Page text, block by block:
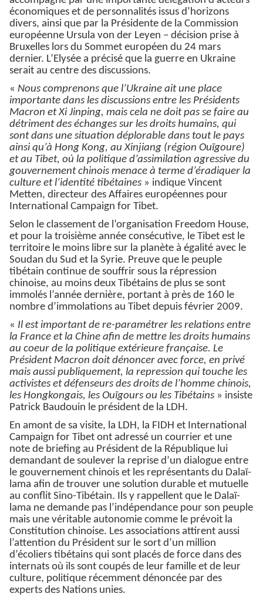
économiques et de personnalités issus d’horizons
divers, ainsi que par la Présidente de la Commission
européenne Ursula von der Leyen – décision prise à
Bruxelles lors du Sommet européen du 24 mars
dernier. L’Elysée a précisé que la guerre en Ukraine
serait au centre des discussions.
« Nous comprenons que l’Ukraine ait une place
importante dans les discussions entre les Présidents
Macron et Xi Jinping, mais cela ne doit pas se faire au
détriment des échanges sur les droits humains, qui
sont dans une situation déplorable dans tout le pays
ainsi qu’à Hong Kong, au Xinjiang (région Ouïgoure)
et au Tibet, où la politique d’assimilation agressive du
gouvernement chinois menace à terme d’éradiquer la
culture et l’identité tibétaines » indique Vincent
Metten, directeur des Affaires européennes pour
International Campaign for Tibet.
Selon le classement de l’organisation Freedom House,
et pour la troisième année consécutive, le Tibet est le
territoire le moins libre sur la planète à égalité avec le
Soudan du Sud et la Syrie. Preuve que le peuple
tibétain continue de souffrir sous la répression
chinoise, au moins deux Tibétains de plus se sont
immolés l’année dernière, portant à près de 160 le
nombre d’immolations au Tibet depuis février 2009.
« Il est important de re-paramétrer les relations entre
la France et la Chine afin de mettre les droits humains
au coeur de la politique extérieure française. Le
Président Macron doit dénoncer avec force, en privé
mais aussi publiquement, la repression qui touche les
activistes et défenseurs des droits de l’homme chinois,
les Hongkongais, les Ouïgours ou les Tibétains » insiste
Patrick Baudouin le président de la LDH.
En amont de sa visite, la LDH, la FIDH et International
Campaign for Tibet ont adressé un courrier et une
note de briefing au Président de la République lui
demandant de soulever la reprise d’un dialogue entre
le gouvernement chinois et les représentants du Dalaï-
lama afin de trouver une solution durable et mutuelle
au conflit Sino-Tibétain. Ils y rappellent que le Dalaï-
lama ne demande pas l’indépendance pour son peuple
mais une véritable autonomie comme le prévoit la
Constitution chinoise. Les associations attirent aussi
l’attention du Président sur le sort d’un million
d’écoliers tibétains qui sont placés de force dans des
internats où ils sont coupés de leur famille et de leur
culture, politique récemment dénoncée par des
experts des Nations unies.